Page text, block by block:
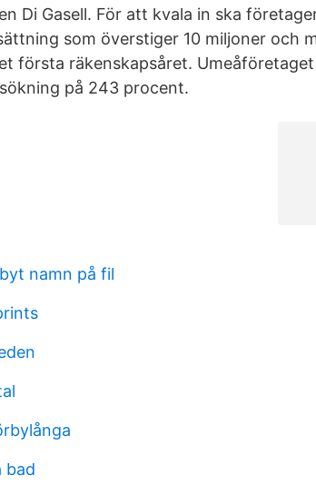
Di Gasell. För att kvala in ska
som överstiger 10 miljoner och
första räkenskapsåret.
på 243 procent.
namn på fil
bad